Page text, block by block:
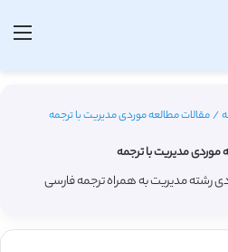
/مقالات مطالعه موردی مدیریت با ترجمه
موردی مدیریت با ترجمه
رشته مدیریت به همراه ترجمه فارسی